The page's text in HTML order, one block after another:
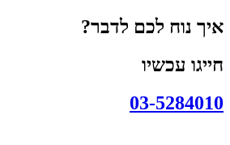
איך נוח לכם לדבר?
חייגו עכשיו
03-5284010